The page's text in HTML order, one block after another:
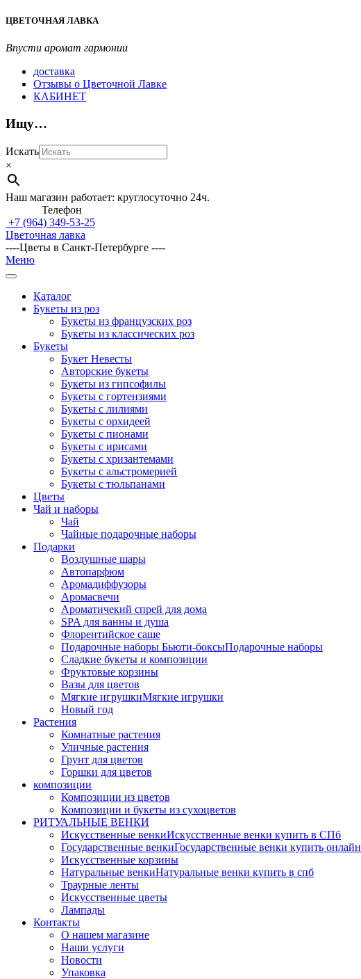
Перейти
содержимому
ЦВЕТОЧНАЯ ЛАВКА
Впусти аромат гармонии
доставка
Отзывы о Цветочной Лавке
КАБИНЕТ
Ищу…
Искать
×
Наш магазин работает: круглосуточно 24ч.
Телефон
+7 (964) 349-53-25
Цветочная лавка
----Цветы в Санкт-Петербурге ----
Главное
навигационное
Меню
Каталог
Букеты из роз
Букеты из французских роз
Букеты из классических роз
Букеты
Букет Невесты
Авторские букеты
Букеты из гипсофилы
Букеты с гортензиями
Букеты с лилиями
Букеты с орхидеей
Букеты с пионами
Букеты с ирисами
Букеты с хризантемами
Букеты с альстромерией
Букеты с тюльпанами
Цветы
Чай и наборы
Чай
Чайные подарочные наборы
Подарки
Воздушные шары
Автопарфюм
Аромадиффузоры
Аромасвечи
Ароматичекий спрей для дома
SPA для ванны и душа
Флорентийское саше
Подарочные наборы Бьюти-боксыПодарочные наборы
Сладкие букеты и композиции
Фруктовые корзины
Вазы для цветов
Мягкие игрушкиМягкие игрушки
Новый год
Растения
Комнатные растения
Уличные растения
Грунт для цветов
Горшки для цветов
композиции
Композиции из цветов
Композиции и букеты из сухоцветов
РИТУАЛЬНЫЕ ВЕНКИ
Искусственные венкиИскусственные венки купить в СПб
Государственные венкиГосударственные венки купить онлайн
Искусственные корзины
Натуральные венкиНатуральные венки купить в спб
Траурные ленты
Искусственные цветы
Лампады
Контакты
О нашем магазине
Наши услуги
Новости
Упаковка